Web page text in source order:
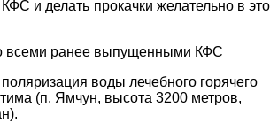
КФС и делать прокачки желательно в это
всеми ранее выпущенными КФС
воды лечебного горячего
(п. Ямчун, высота 3200 метров,